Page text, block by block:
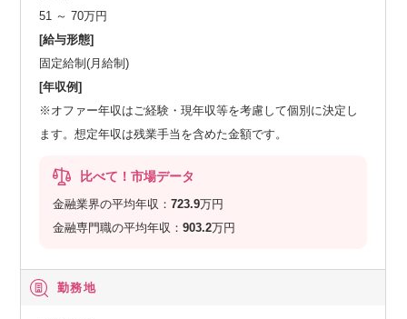
51 ～ 70万円
[給与形態]
固定給制(月給制)
[年収例]
※オファー年収はご経験・現年収等を考慮して個別に決定し
ます。想定年収は残業手当を含めた金額です。
比べて！市場データ
金融業界の平均年収：723.9万円
金融専門職の平均年収：903.2万円
勤務地